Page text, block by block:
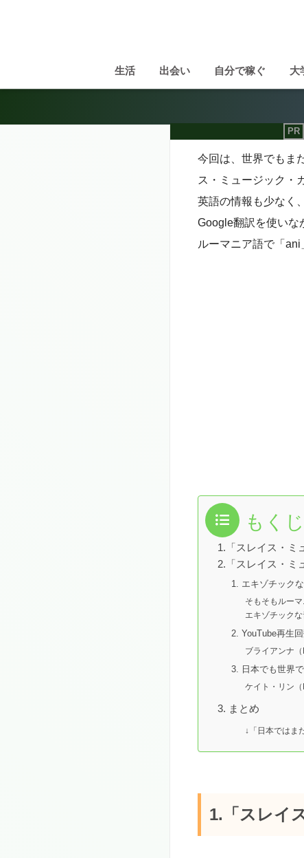
生活 出会い 自分で稼ぐ 大
今回は、 世界でもま
ス・ミュージック・
英語の情報も少なく
Google翻訳を使いな
ルーマニア語で「ani
もくじ
1.「スレイス・ミ
2.「スレイス・ミ
1. エキゾチック
そもそもルー
エキゾチックな
2. YouTube再生
ブライアンナ
3. 日本でも世界
ケイト・リン（
3. まとめ
↓「日本ではま
1.「スレイ